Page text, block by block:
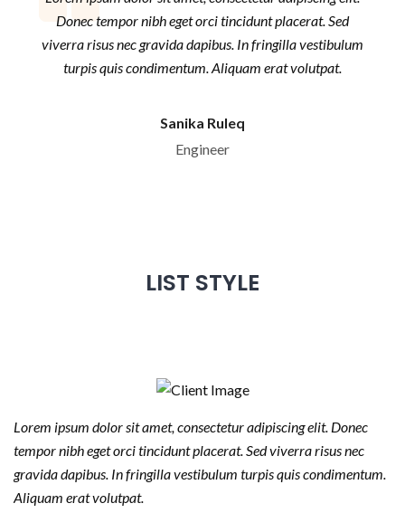
Donec tempor nibh eget orci tincidunt placerat. Sed
viverra risus nec gravida dapibus. In fringilla vestibulum
turpis quis condimentum. Aliquam erat volutpat.
Sanika Ruleq
Engineer
LIST STYLE
Lorem ipsum dolor sit amet, consectetur adipiscing elit. Donec
tempor nibh eget orci tincidunt placerat. Sed viverra risus nec
gravida dapibus. In fringilla vestibulum turpis quis condimentum.
Aliquam erat volutpat.